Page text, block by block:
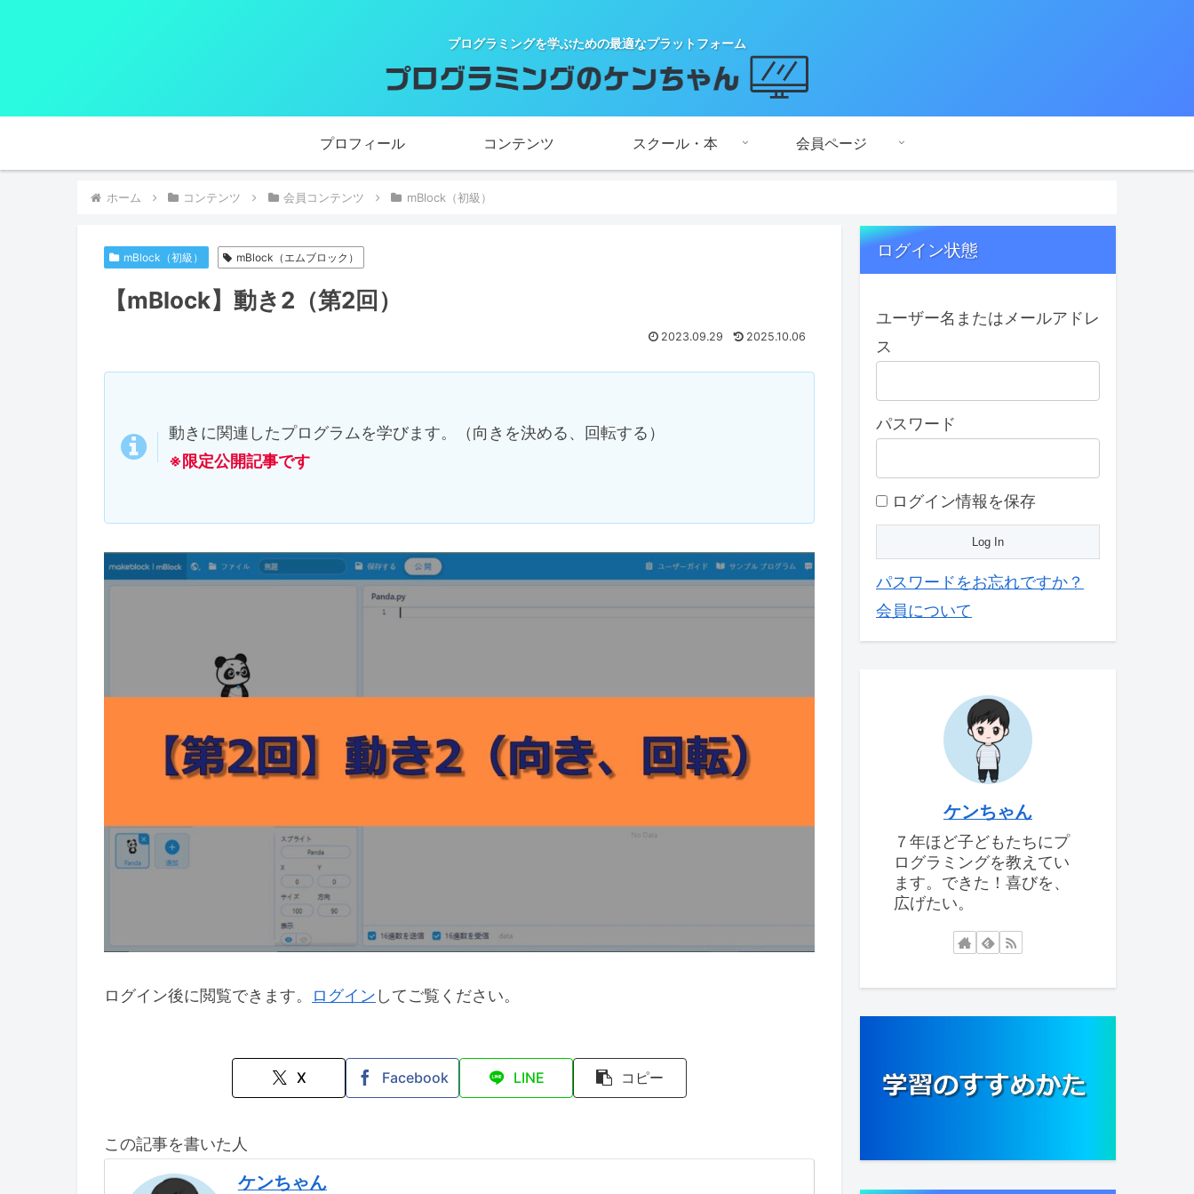
プログラミングを学ぶための最適なプラットフォーム
プロフィール コンテンツ スクール・本 会員ページ
ホーム コンテンツ 会員コンテンツ mBlock（初級）
mBlock（初級） mBlock（エムブロック）
【mBlock】動き2（第2回）
2023.09.29 2025.10.06
動きに関連したプログラムを学びます。（向きを決める、回転する）
※限定公開記事です
ログイン後に閲覧できます。 ログイン してご覧ください。
X Facebook LINE コピー
この記事を書いた人
ケンちゃん
ログイン状態
ユーザー名またはメールアドレ
ス
パスワード
ログイン情報を保存
パスワードをお忘れですか？
会員について
ケンちゃん
７年ほど子どもたちにプ
ログラミングを教えてい
ます。できた！喜びを、
広げたい。